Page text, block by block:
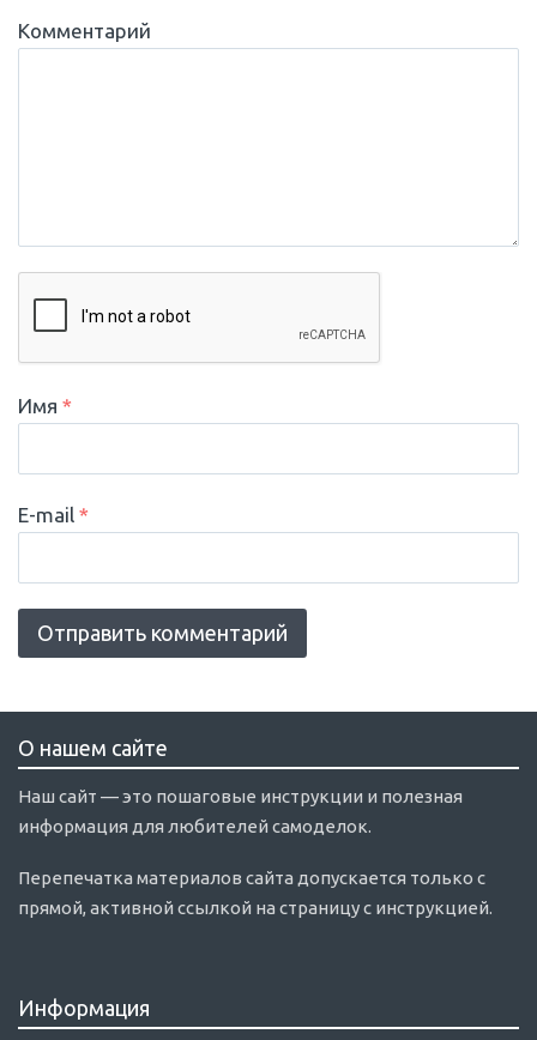
Комментарий
Имя *
E-mail *
О нашем сайте
Наш сайт — это пошаговые инструкции и полезная
информация для любителей самоделок.
Перепечатка материалов сайта допускается только с
прямой, активной ссылкой на страницу с инструкцией.
Информация